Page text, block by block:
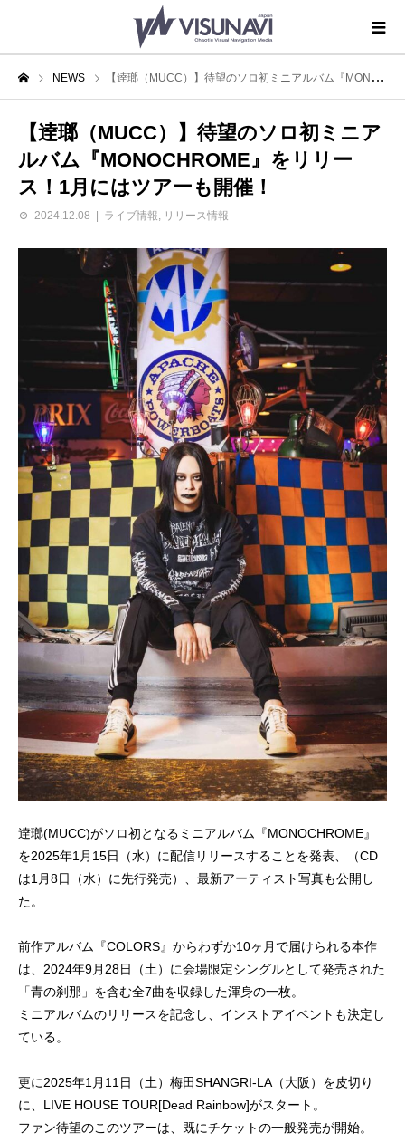
NEWS 【逹瑯（MUCC）】待望のソロ初ミニアルバム『MONOCHROME』をリリース！1月にはツアーも開催！
【逹瑯（MUCC）】待望のソロ初ミニア
ルバム『MONOCHROME』をリリー
ス！1月にはツアーも開催！
2024.12.08 ライブ情報 リリース情報
逹瑯(MUCC)がソロ初となるミニアルバム『MONOCHROME』
を2025年1月15日（水）に配信リリースすることを発表、（CD
は1月8日（水）に先行発売）、最新アーティスト写真も公開し
た。
前作アルバム『COLORS』からわずか10ヶ月で届けられる本作
は、2024年9月28日（土）に会場限定シングルとして発売された
「青の刹那」を含む全7曲を収録した渾身の一枚。
ミニアルバムのリリースを記念し、インストアイベントも決定し
ている。
更に2025年1月11日（土）梅田SHANGRI-LA（大阪）を皮切り
に、LIVE HOUSE TOUR[Dead Rainbow]がスタート。
ファン待望のこのツアーは、既にチケットの一般発売が開始。